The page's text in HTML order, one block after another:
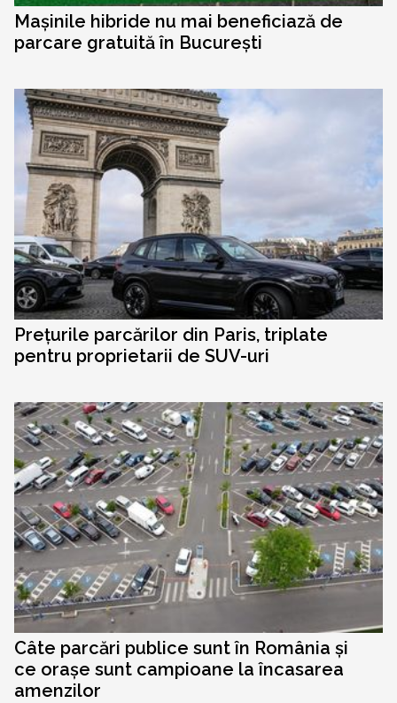
Mașinile hibride nu mai beneficiază de
parcare gratuită în București
Prețurile parcărilor din Paris, triplate
pentru proprietarii de SUV-uri
Câte parcări publice sunt în România și
ce orașe sunt campioane la încasarea
amenzilor